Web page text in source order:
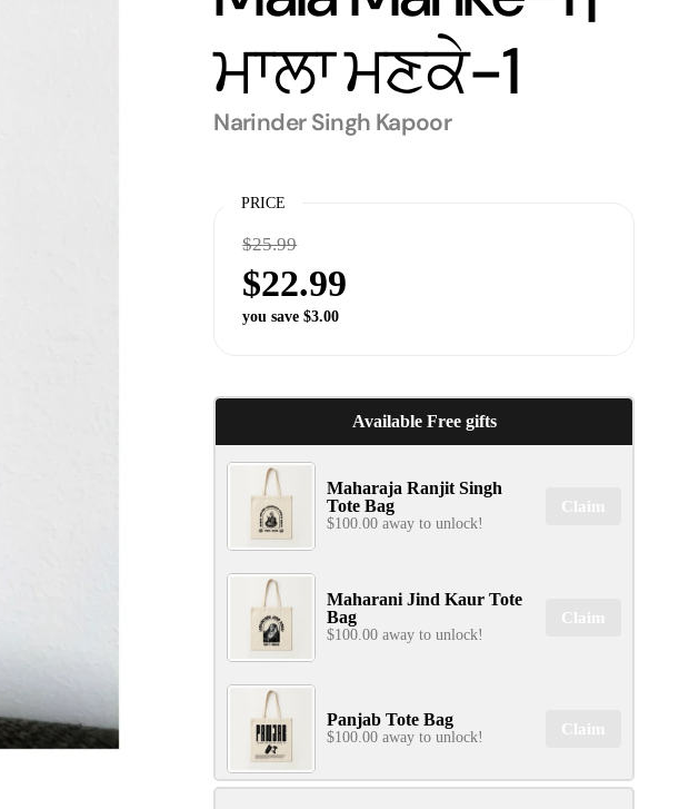
ਮਾਲਾ ਮਣਕੇ-1
Narinder Singh Kapoor
PRICE
$22.99
$25.99
you save $3.00
Available Free gifts
Maharaja Ranjit Singh
Tote Bag
$100.00 away to unlock!
Claim
Maharani Jind Kaur Tote
Bag
$100.00 away to unlock!
Claim
Panjab Tote Bag
$100.00 away to unlock! Claim